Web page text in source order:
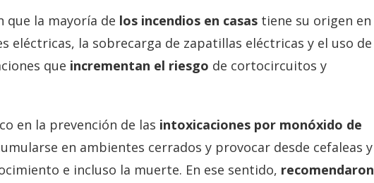
que la mayoría de los incendios en casas tiene su origen en
eléctricas, la sobrecarga de zapatillas eléctricas y el uso de
que incrementan el riesgo de cortocircuitos y
en la prevención de las intoxicaciones por monóxido de
en ambientes cerrados y provocar desde cefaleas y
e incluso la muerte. En ese sentido, recomendaron